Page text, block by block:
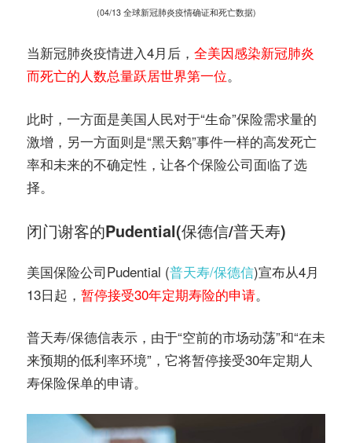
(04/13 全球新冠肺炎疫情确证和死亡数据)
当新冠肺炎疫情进入4月后， 全美因感染新冠肺炎
而死亡的人数总量跃居世界第一位。
此时，一方面是美国人民对于“生命”保险需求量的
激增，另一方面则是“黑天鹅”事件一样的高发死亡
率和未来的不确定性，让各个保险公司面临了选
择。
闭门谢客的Pudential(保德信/普天寿)
美国保险公司Pudential (普天寿/保德信)宣布从4月
13日起， 暂停接受30年定期寿险的申请。
普天寿/保德信表示，由于“空前的市场动荡”和“在未
来预期的低利率环境”，它将暂停接受30年定期人
寿保险保单的申请。